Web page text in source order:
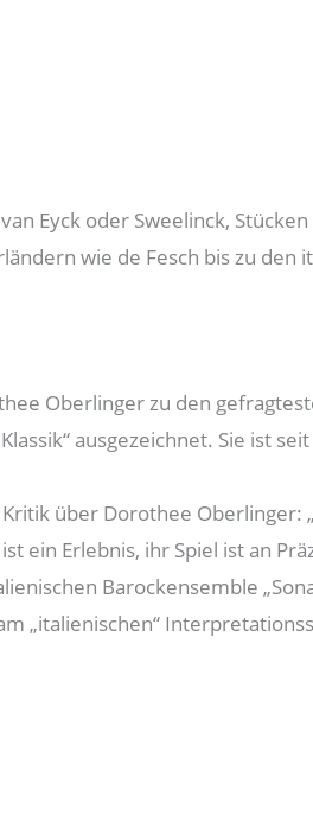
Eyck oder Sweelinck,
wie de Fesch bis zu
Oberlinger zu den
ausgezeichnet. Sie ist
über Dorothee
Erlebnis, ihr Spiel ist an
Barockensemble
„italienischen“